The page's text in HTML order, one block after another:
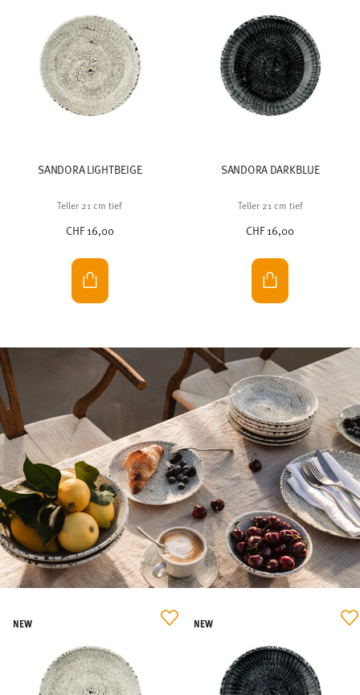
SANDORA LIGHTBEIGE
Teller 21 cm tief
CHF 16,00
SANDORA DARKBLUE
Teller 21 cm tief
CHF 16,00
NEW NEW